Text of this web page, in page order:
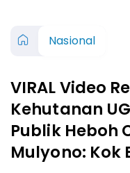
Nasional
VIRAL Video
Kehutanan
Publik Heboh
Mulyono: Kok